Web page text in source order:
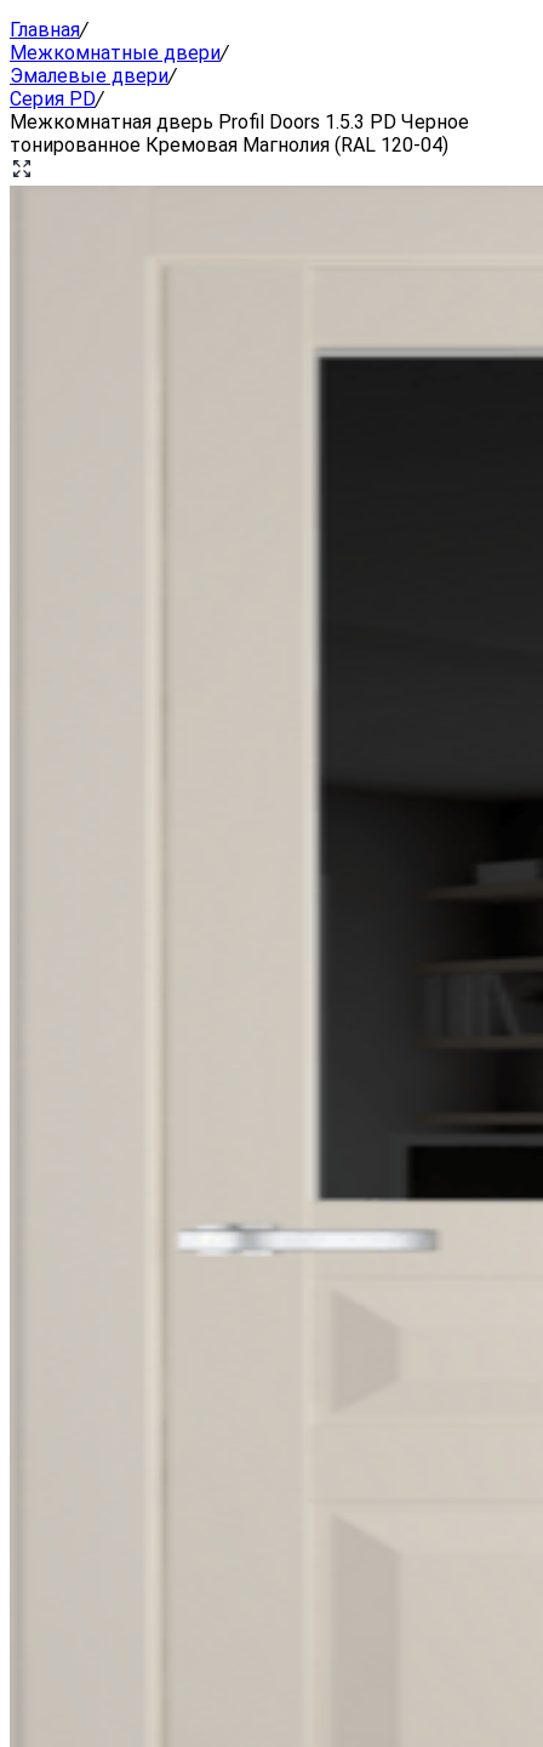
Главная/
Межкомнатные двери/
Эмалевые двери/
Серия PD/
Межкомнатная дверь Profil Doors 1.5.3 PD Черное
тонированное Кремовая Магнолия (RAL 120-04)